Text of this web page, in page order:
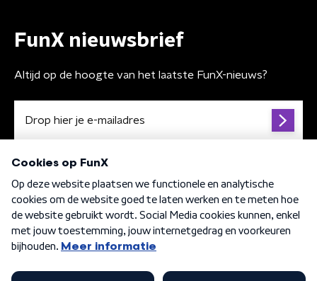
FunX nieuwsbrief
Altijd op de hoogte van het laatste FunX-nieuws?
Algemene voorwaarden Privacybeleid